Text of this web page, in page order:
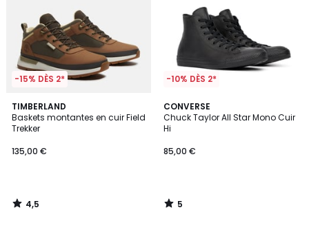
-15% DÈS 2*
TIMBERLAND
Baskets montantes en cuir Field
Trekker
135,00 €
4,5
/ 5
4,5
/
-10% DÈS 2*
CONVERSE
Chuck Taylor All Star Mono Cuir
Hi
85,00 €
5
/
5
5
/